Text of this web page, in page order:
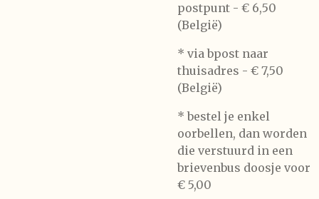
postpunt - € 6,50
(België)
* via bpost naar
thuisadres - € 7,50
(België)
* bestel je enkel
oorbellen, dan worden
die verstuurd in een
brievenbus doosje voor
€ 5,00